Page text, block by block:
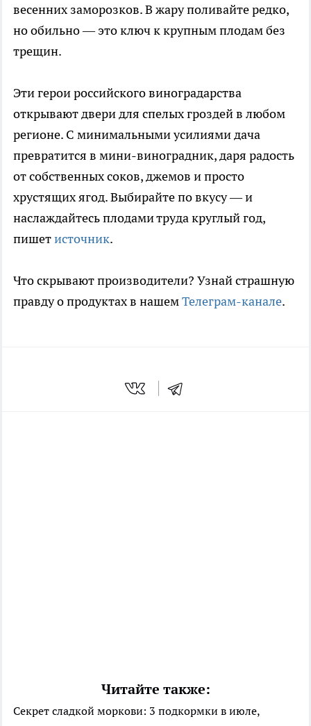
весенних заморозков. В жару поливайте редко,
но обильно — это ключ к крупным плодам без
трещин.​
Эти герои российского виноградарства
открывают двери для спелых гроздей в любом
регионе. С минимальными усилиями дача
превратится в мини-виноградник, даря радость
от собственных соков, джемов и просто
хрустящих ягод. Выбирайте по вкусу — и
наслаждайтесь плодами труда круглый год,
пишетисточник.
Что скрывают производители? Узнай страшную
правду о продуктах в нашемТелеграм-канале.
Читайте также:
Секрет сладкой моркови: 3 подкормки в июле,